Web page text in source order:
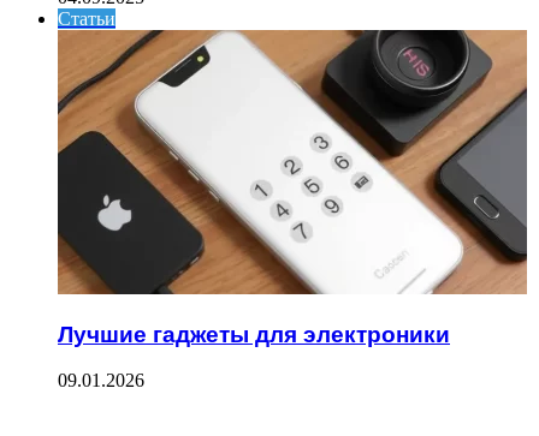
Статьи
Лучшие гаджеты для электроники
09.01.2026